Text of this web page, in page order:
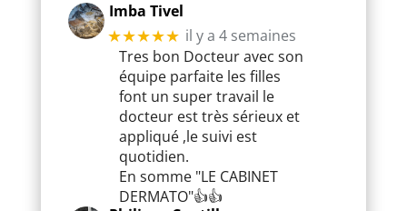
Imba Tivel
★★★★★ il y a 4 semaines
Tres bon Docteur avec son
équipe parfaite les filles
font un super travail le
docteur est très sérieux et
appliqué ,le suivi est
quotidien.
En somme "LE CABINET
DERMATO"👍👍